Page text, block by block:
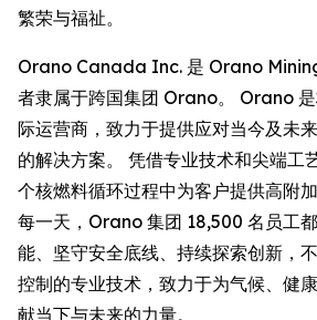
繁荣与福祉。
Orano Canada Inc. 是 Orano
者隶属于跨国集团 Orano。 Orano
际运营商，致力于提供应对当今及未
的解决方案。 凭借专业技术和尖端工
个核燃料循环过程中为客户提供高附
每一天，Orano 集团 18,500 名员工
能、坚守安全底线、持续探索创新，
控制的专业技术，致力于为气候、健
献当下与未来的力量。